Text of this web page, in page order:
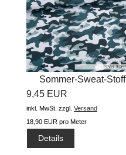
Sommer-Sweat-Stoff
"cover...
9,45 EUR
inkl. MwSt. zzgl. Versand
18,90 EUR pro Meter
Details